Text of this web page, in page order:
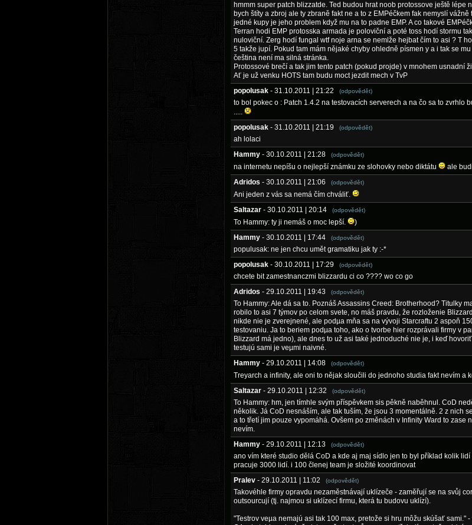
hmmm super patch blizzatde. Ted budou hrat noob protossove ještě lépe
bych štíty a zbroj ale ty zbraně fakt ne a to z EMPéčkem fak nemyslí
jedné kupy je jeho problem když mu na to padne EMP. A co takové
Terran hodi EMP protosska armada je poloviční a poté toss hodí stormu
nuloviční. Zerg hodí fungal wtf noje arna se nemlže hejbat čím to asi ? T
5 takže jupí. Pokud tam mám nějaké chyby ohledně písmen y a i tak se
čeština není ma silná stránka.
Protossové brečí a tak jim tento patch (pokud projde) v mnohem usnadní
Ať je už venku HOTS tam budu moct jezdit mech v TvP
popolusak - 31.10.2011 | 21:22 (odpovědět)
to bol pokec o : Patch 1.4.2 na testovacích serverech a na čo sa to zvrhlo
.....
popolusak - 31.10.2011 | 21:19 (odpovědět)
ah lolaci
Hammy - 30.10.2011 | 21:28 (odpovědět)
na internetu nepíšu o nejlepší známku ze slohovky nebo diktátu
ale
Adridos - 30.10.2011 | 21:06 (odpovědět)
Ani jeden z vás sa nemá čím chváliť.
Saltazar - 30.10.2011 | 20:14 (odpovědět)
To Hammy: ty ji nemáš o moc lepší.
)
Hammy - 30.10.2011 | 17:44 (odpovědět)
populusak: ne jen chcu umět gramatiku jak ty :-*
popolusak - 30.10.2011 | 17:29 (odpovědět)
chcete bit zamestnanczmi blizzardu ci co ???? wo co go
Adridos - 29.10.2011 | 19:43 (odpovědět)
To Hammy: Ale dá sa to. Poznáš Assassins Creed: Brotherhood? Titulky
robilo to asi 7 týmov po celom svete, no máš pravdu, že rozloženie
nikde nie je zverejnené, ale podµa mňa sa na vývoji Starcraftu 2 aspoň
testovaniu. Ja to beriem podµa toho, ako o tvorbe hier rozprávali firmy v
Blizzard má jedno), ale dnes to už asi také jednoduché nie je, i keď
testujú sami je veµmi naivné.
Hammy - 29.10.2011 | 14:08 (odpovědět)
Treyarch a infinity, ale oni to nějak sloučili do jednoho studia fakt nevím a
Saltazar - 29.10.2011 | 12:32 (odpovědět)
To Hammy: hm, jen tímhle svým příspěvkem sis pěkně naběhnul. CoD
několik. Já CoD nesnáším, ale tak tuším, že jsou 3 momentálně. 2 z nich
a to třetí jim pouze vypomáhá. Ovšem po změnách v Infinity Ward to zase
nevím.
Hammy - 29.10.2011 | 12:13 (odpovědět)
ano vím které studio dělá CoD a kde aj maj sídlo jen to byl příklad kolik
pracuje 3000 lidí. i 100 členej team je složité koordinovat
Pralev - 29.10.2011 | 11:02 (odpovědět)
Takovéhle firmy opravdu nezaměstnávají uklízeče - zaměřují se na svůj
outsourcují (tj. najmou si uklízecí firmu, která tu budovu uklízí).
"Testrov veµa nemajú asi tak 100 max, pretože si hru môžu skúšať sami."